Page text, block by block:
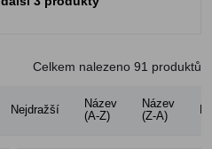
Celkem nalezeno 91 produktů
Nejdražší
Název
(A-Z)
Název
(Z-A)